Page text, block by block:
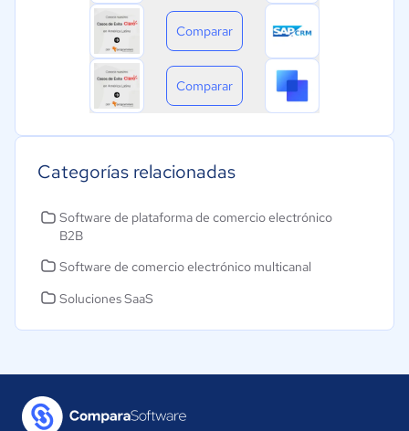
Comparar
Comparar
Categorías relacionadas
Software de plataforma de comercio electrónico
B2B
Software de comercio electrónico multicanal
Soluciones SaaS